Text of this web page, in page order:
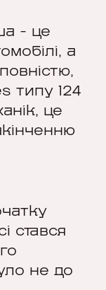
- це
а
типу 124
це
стався
не до